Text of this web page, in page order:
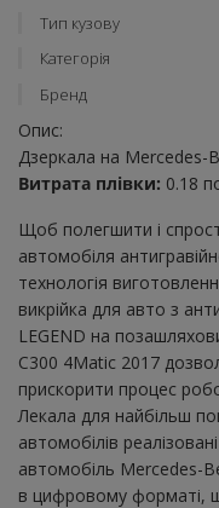
Тип кузову
Категорія
Бренд
Опис:
Дзеркала на Mercedes-
Витрата плівки: 0.18
Щоб полегшити і
автомобіля
технологія
викрійка для авто з
LEGEND на
C300 4Matic 2017
прискорити процес
Лекала для найбільш
автомобілів
автомобіль Mercedes-
в цифровому форматі,